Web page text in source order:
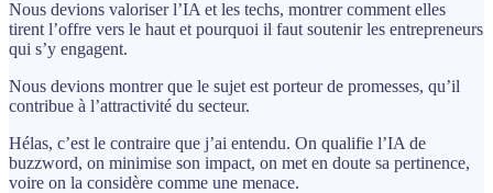
Nous devions valoriser l’IA et les techs, montrer comment elles
tirent l’offre vers le haut et pourquoi il faut soutenir les entrepreneurs
qui s’y engagent.
Nous devions montrer que le sujet est porteur de promesses, qu’il
contribue à l’attractivité du secteur.
Hélas, c’est le contraire que j’ai entendu. On qualifie l’IA de
buzzword, on minimise son impact, on met en doute sa pertinence,
voire on la considère comme une menace.